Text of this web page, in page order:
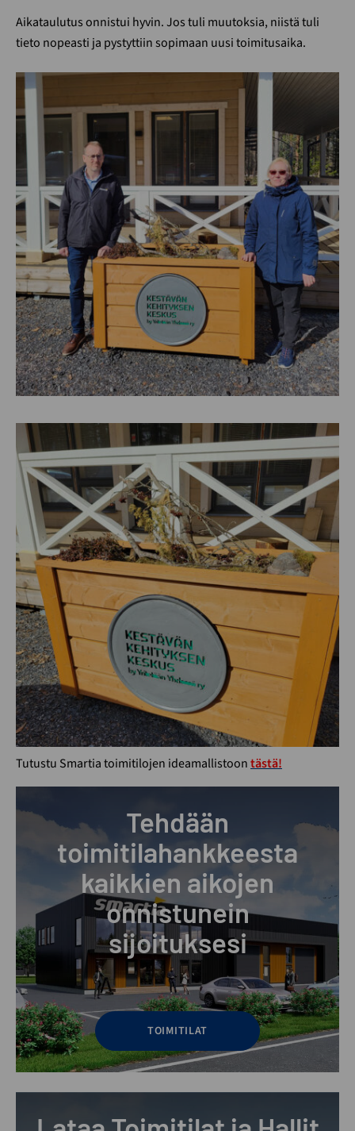
Aikataulutus onnistui hyvin. Jos tuli muutoksia, niistä tuli
tieto nopeasti ja pystyttiin sopimaan uusi toimitusaika.
Tutustu Smartia toimitilojen ideamallistoontästä!
Tehdään
toimitilahankkeesta
kaikkien aikojen
onnistunein
sijoituksesi
TOIMITILAT